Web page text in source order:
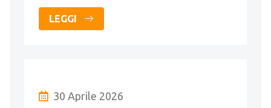
LEGGI
30 Aprile 2026